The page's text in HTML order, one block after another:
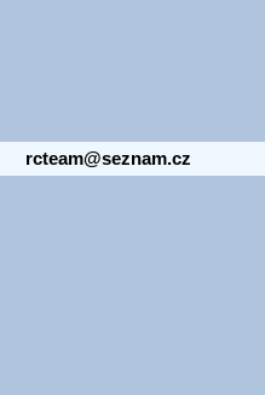
rcteam@seznam.cz